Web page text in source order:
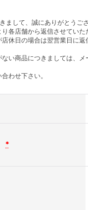
まして、誠にありがとうご
各店舗から返信させていた
休日の場合は翌営業日に
い商品につきましては、
わせ下さい。
*